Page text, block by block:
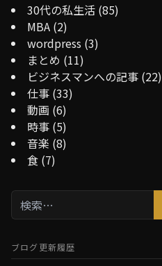
30代の私生活 (85)
MBA (2)
wordpress (3)
まとめ (11)
ビジネスマンへの記事 (22)
仕事 (33)
動画 (6)
時事 (5)
音楽 (8)
食 (7)
検
索:
ブログ更新履歴